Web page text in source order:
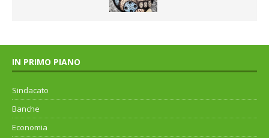
IN PRIMO PIANO
Sindacato
Banche
Economia